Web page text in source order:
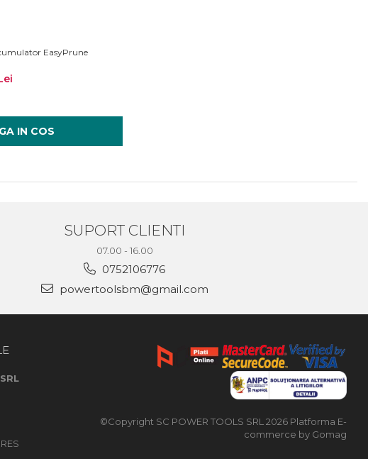
Foarfece de grădină cu acumulator EasyPrune
IN COS
SUPORT CLIENTI
07.00 - 16.00
0752106776
powertoolsbm@gmail.com
©Copyright SC POWER TOOLS SRL 2026 Platforma E-
commerce by Gomag